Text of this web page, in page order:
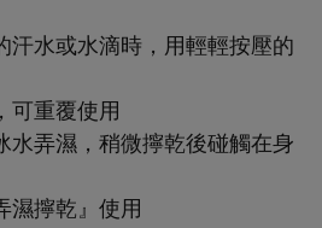
汗水或水滴時，用輕輕按壓的
可重覆使用
水弄濕，稍微擰乾後碰觸在身
濕擰乾』使用